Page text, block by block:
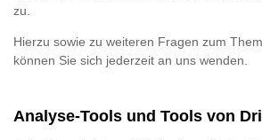
zu.
Hierzu sowie zu weiteren Fragen zum
können Sie sich jederzeit an uns wenden.
Analyse-Tools und Tools von